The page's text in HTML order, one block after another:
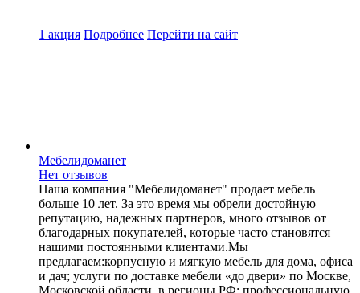
1 акция Подробнее Перейти на сайт
Мебелидоманет
Нет отзывов
Наша компания "Мебелидоманет" продает мебель
больше 10 лет. За это время мы обрели достойную
репутацию, надежных партнеров, много отзывов от
благодарных покупателей, которые часто становятся
нашими постоянными клиентами.Мы
предлагаем:корпусную и мягкую мебель для дома, офиса
и дач; услуги по доставке мебели «до двери» по Москве,
Московской области, в регионы РФ; профессиональную